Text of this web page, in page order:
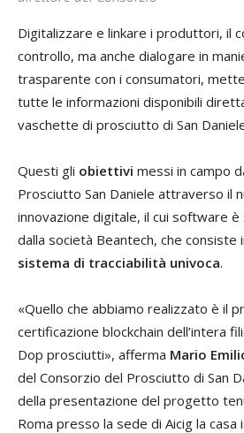
Digitalizzare e linkare i produttori, il
controllo, ma anche dialogare in
trasparente con i consumatori,
tutte le informazioni disponibili
vaschette di prosciutto di San
Questi gli obiettivi messi in campo
Prosciutto San Daniele attraverso il
innovazione digitale, il cui software
dalla società Beantech, che consiste
sistema di tracciabilità univoca.
«Quello che abbiamo realizzato è il
certificazione blockchain dell’intera
Dop prosciutti», afferma Mario
del Consorzio del Prosciutto di San
della presentazione del progetto
Roma presso la sede di Aicig la